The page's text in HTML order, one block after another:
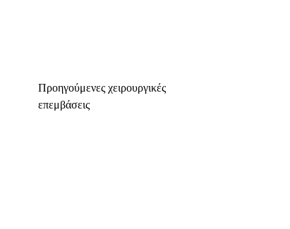
Προηγούμενες χειρουργικές
επεμβάσεις